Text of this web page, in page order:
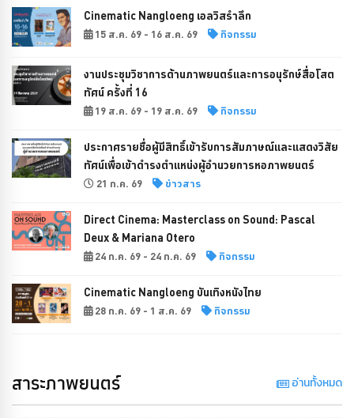
Cinematic Nangloeng เอลวิสรำลึก
15 ส.ค. 69 - 16 ส.ค. 69 กิจกรรม
งานประชุมวิชาการด้านภาพยนตร์และการอนุรักษ์สื่อโสต
ทัศน์ ครั้งที่ 16
19 ส.ค. 69 - 19 ส.ค. 69 กิจกรรม
ประกาศรายชื่อผู้มีสิทธิ์เข้ารับการสัมภาษณ์และแสดงวิสัย
ทัศน์เพื่อเข้าดำรงตำแหน่งผู้อำนวยการหอภาพยนตร์
21 ก.ค. 69 ข่าวสาร
Direct Cinema: Masterclass on Sound: Pascal
Deux & Mariana Otero
24 ก.ค. 69 - 24 ก.ค. 69 กิจกรรม
Cinematic Nangloeng บันเทิงหนังไทย
28 ก.ค. 69 - 1 ส.ค. 69 กิจกรรม
สาระภาพยนตร์ อ่านทั้งหมด